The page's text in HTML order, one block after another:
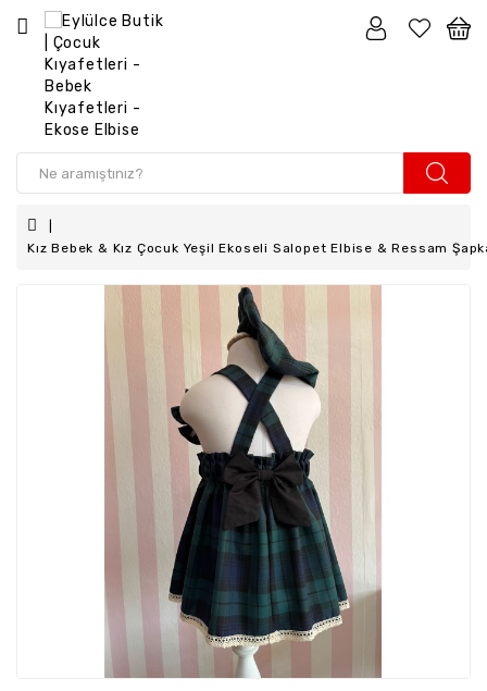
Çocuk
Erkek
Çocuk
Kız
Bebek
Kız Bebek & Kız Çocuk Yeşil Ekoseli Salopet Elbise & Ressam